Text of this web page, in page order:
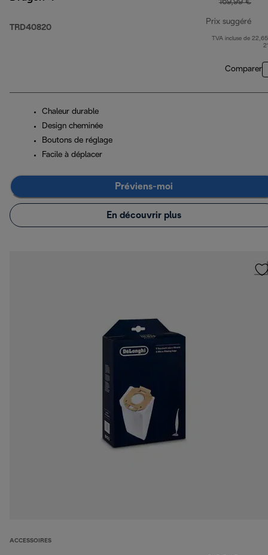
TRD40820
169,99 €
Prix suggéré
TVA incluse de
Comparer
Chaleur durable
Design cheminée
Boutons de réglage
Facile à déplacer
Préviens-moi
En découvrir plus
ACCESSOIRES